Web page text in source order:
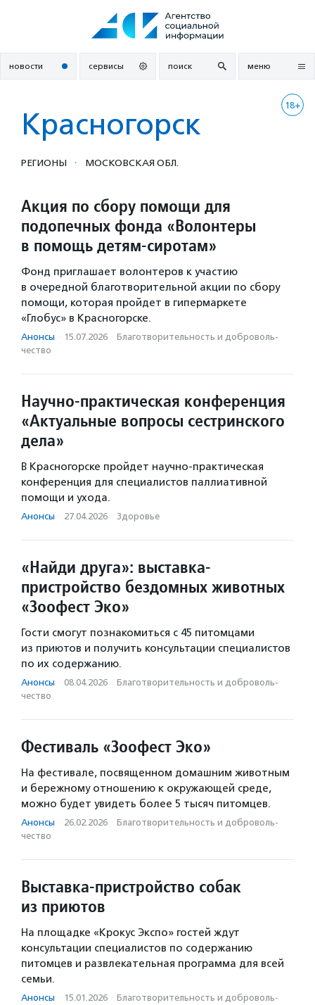
новости сервисы поиск меню
18+
Красногорск
РЕГИОНЫ · МОСКОВСКАЯ ОБЛ.
Акция по сбору помощи для
подопечных фонда «Волонтеры
в помощь детям-сиротам»
Фонд приглашает волонтеров к участию
в очередной благотворительной акции по сбору
помощи, которая пройдет в гипермаркете
«Глобус» в Красногорске.
Анонсы · 15.07.2026 · Благотвори­тель­ность и доброволь­
чест­во
Научно-практическая конференция
«Актуальные вопросы сестринского
дела»
В Красногорске пройдет научно-практическая
конференция для специалистов паллиативной
помощи и ухода.
Анонсы · 27.04.2026 · Здоровье
«Найди друга»: выставка-
пристройство бездомных животных
«Зоофест Эко»
Гости смогут познакомиться с 45 питомцами
из приютов и получить консультации специалистов
по их содержанию.
Анонсы · 08.04.2026 · Благотвори­тель­ность и доброволь­
чест­во
Фестиваль «Зоофест Эко»
На фестивале, посвященном домашним животным
и бережному отношению к окружающей среде,
можно будет увидеть более 5 тысяч питомцев.
Анонсы · 26.02.2026 · Благотвори­тель­ность и доброволь­
чест­во
Выставка-пристройство собак
из приютов
На площадке «Крокус Экспо» гостей ждут
консультации специалистов по содержанию
питомцев и развлекательная программа для всей
семьи.
Анонсы · 15.01.2026 · Благотвори­тель­ность и доброволь­